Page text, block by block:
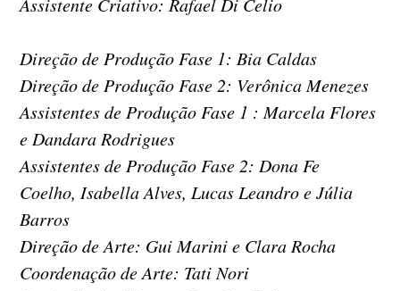
Direção de Produção Fase 1: Bia Caldas
Direção de Produção Fase 2: Verônica Menezes
Assistentes de Produção Fase 1 : Marcela Flores
e Dandara Rodrigues
Assistentes de Produção Fase 2: Dona Fe
Coelho, Isabella Alves, Lucas Leandro e Júlia
Barros
Direção de Arte: Gui Marini e Clara Rocha
Coordenação de Arte: Tati Nori